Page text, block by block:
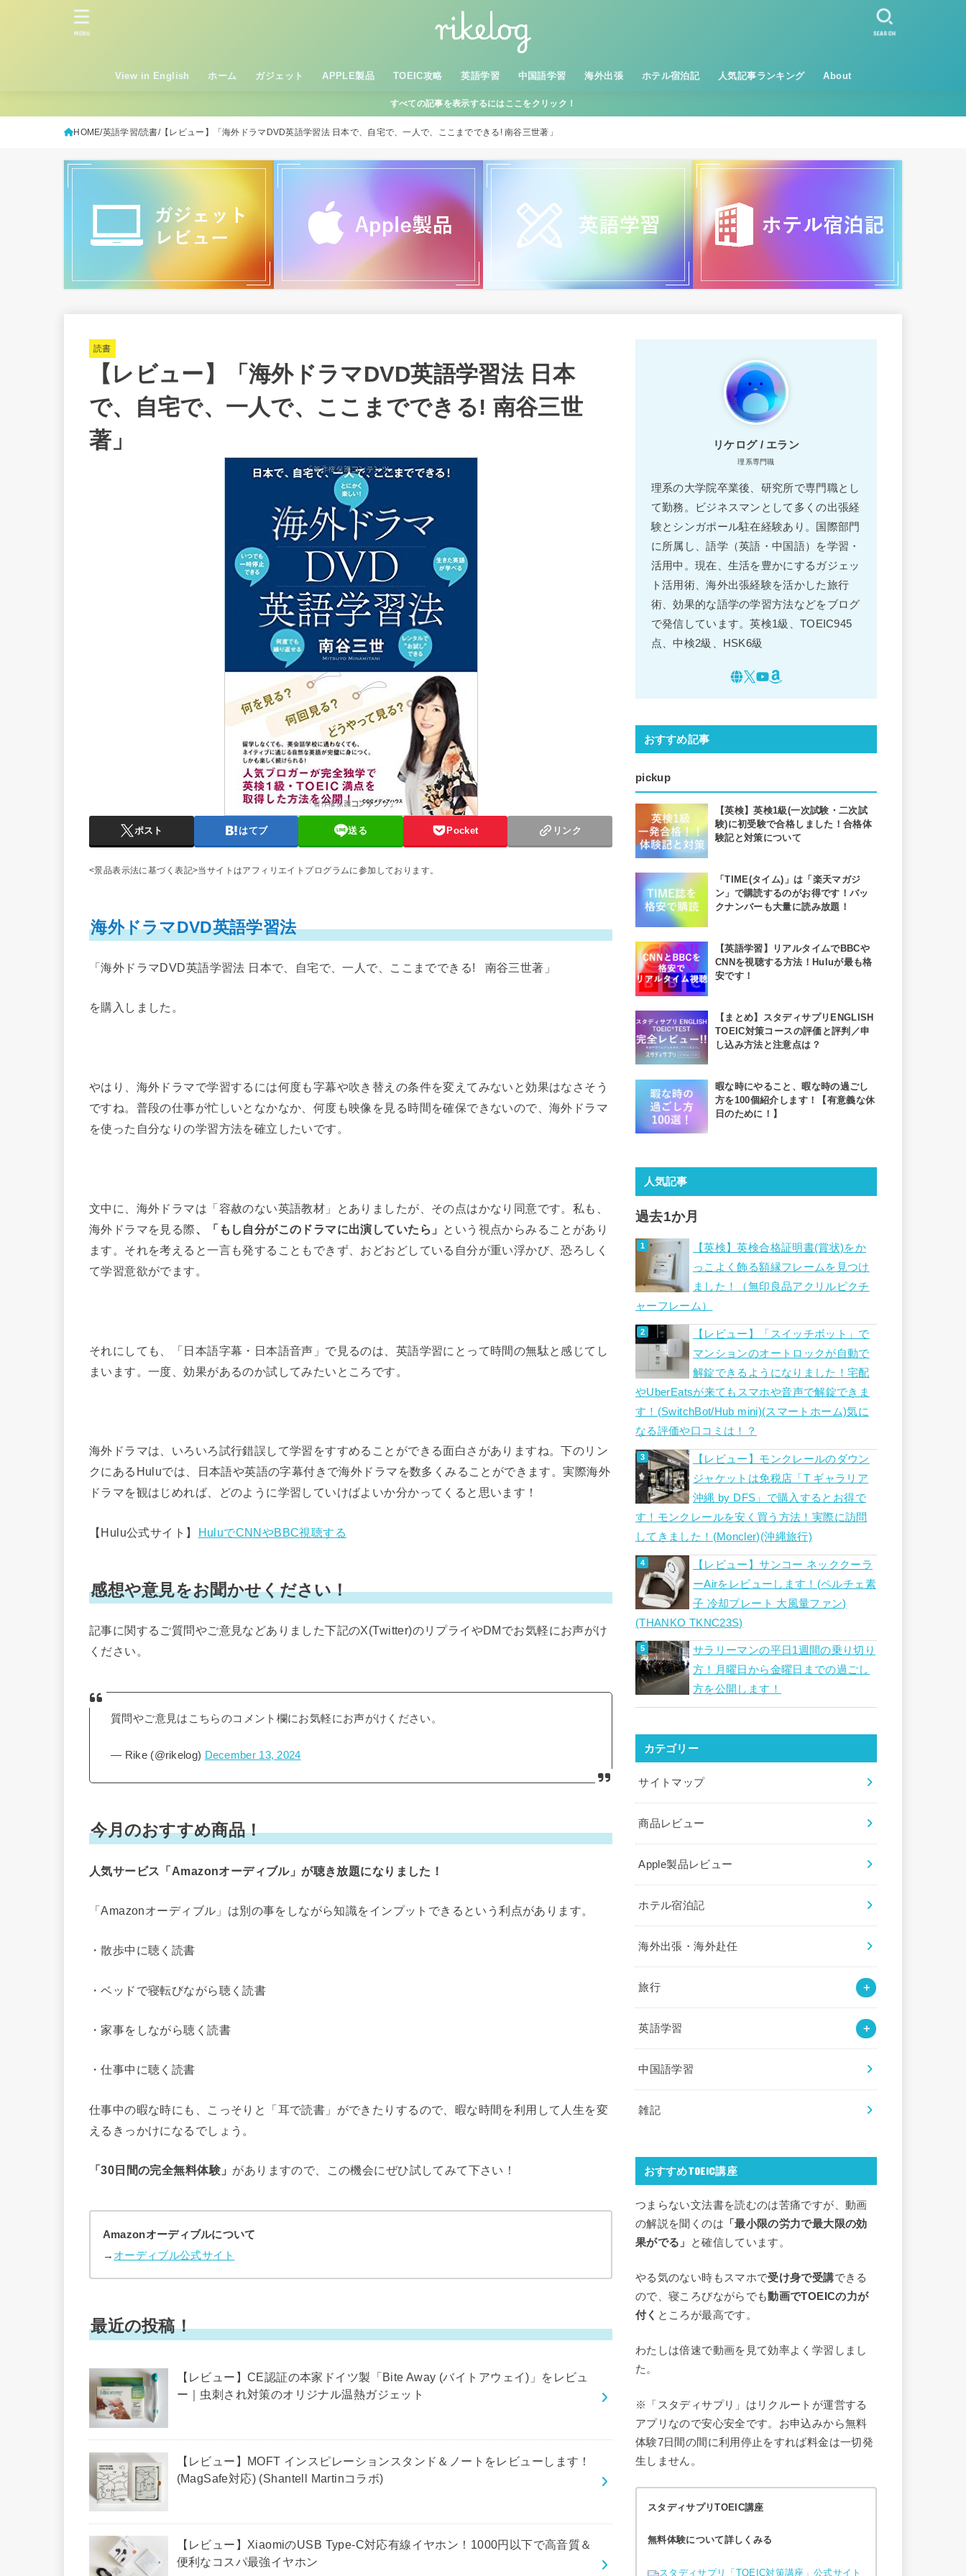
View in English ホーム ガジェット APPLE製品 TOEIC攻略 英語学習 中国語学習 海外出張 ホテル宿泊記 人気記事ランキング About
SEARCH
MENU
すべての記事を表示するにはここをクリック！
HOME 英語学習 読書 【レビュー】「海外ドラマDVD英語学習法 日本で、自宅で、一人で、ここまでできる! 南谷三世著」
読書
【レビュー】「海外ドラマDVD英語学習法 日本
で、自宅で、一人で、ここまでできる! 南谷三世
著」
ポスト はてブ 送る Pocket リンク
<景品表示法に基づく表記>当サイトはアフィリエイトプログラムに参加しております。
海外ドラマDVD英語学習法
「海外ドラマDVD英語学習法 日本で、自宅で、一人で、ここまでできる! 南谷三世著」
を購入しました。
やはり、海外ドラマで学習するには何度も字幕や吹き替えの条件を変えてみないと効果はなさそう
ですね。普段の仕事が忙しいとなかなか、何度も映像を見る時間を確保できないので、海外ドラマ
を使った自分なりの学習方法を確立したいです。
文中に、海外ドラマは「容赦のない英語教材」とありましたが、その点はかなり同意です。私も、
海外ドラマを見る際、「もし自分がこのドラマに出演していたら」 という視点からみることがあり
ます。それを考えると一言も発することもできず、おどおどしている自分が重い浮かび、恐ろしく
て学習意欲がでます。
それにしても、「日本語字幕・日本語音声」で見るのは、英語学習にとって時間の無駄と感じてし
まいます。一度、効果があるのか試してみたいところです。
海外ドラマは、いろいろ試行錯誤して学習をすすめることができる面白さがありますね。下のリン
クにあるHuluでは、日本語や英語の字幕付きで海外ドラマを数多くみることができます。実際海外
ドラマを観はじめれば、どのように学習していけばよいか分かってくると思います！
【Hulu公式サイト】 HuluでCNNやBBC視聴する
感想や意見をお聞かせください！
記事に関するご質問やご意見などありました下記のX(Twitter)のリプライやDMでお気軽にお声がけ
ください。
質問やご意見はこちらのコメント欄にお気軽にお声がけください。
— Rike (@rikelog) December 13, 2024
今月のおすすめ商品！
人気サービス「Amazonオーディブル」が聴き放題になりました！
「Amazonオーディブル」は別の事をしながら知識をインプットできるという利点があります。
・散歩中に聴く読書
・ベッドで寝転びながら聴く読書
・家事をしながら聴く読書
・仕事中に聴く読書
仕事中の暇な時にも、こっそりと「耳で読書」ができたりするので、暇な時間を利用して人生を変
えるきっかけになるでしょう。
「30日間の完全無料体験」 がありますので、この機会にぜひ試してみて下さい！
Amazonオーディブルについて
→ オーディブル公式サイト
最近の投稿！
【レビュー】CE認証の本家ドイツ製「Bite Away (バイトアウェイ)」をレビュ
ー｜虫刺され対策のオリジナル温熱ガジェット
【レビュー】MOFT インスピレーションスタンド＆ノートをレビューします！
(MagSafe対応) (Shantell Martinコラボ)
【レビュー】XiaomiのUSB Type-C対応有線イヤホン！1000円以下で高音質＆
便利なコスパ最強イヤホン
リケログ / エラン
理系専門職
理系の大学院卒業後、研究所で専門職とし
て勤務。ビジネスマンとして多くの出張経
験とシンガポール駐在経験あり。国際部門
に所属し、語学（英語・中国語）を学習・
活用中。現在、生活を豊かにするガジェッ
ト活用術、海外出張経験を活かした旅行
術、効果的な語学の学習方法などをブログ
で発信しています。英検1級、TOEIC945
点、中検2級、HSK6級
おすすめ記事
pickup
【英検】英検1級(一次試験・二次試
験)に初受験で合格しました！合格体
験記と対策について
「TIME(タイム)」は「楽天マガジ
ン」で購読するのがお得です！バッ
クナンバーも大量に読み放題！
【英語学習】リアルタイムでBBCや
CNNを視聴する方法！Huluが最も格
安です！
【まとめ】スタディサプリENGLISH
TOEIC対策コースの評価と評判／申
し込み方法と注意点は？
暇な時にやること、暇な時の過ごし
方を100個紹介します！【有意義な休
日のために！】
人気記事
過去1か月
【英検】英検合格証明書(賞状)をか
っこよく飾る額縁フレームを見つけ
ました！（無印良品アクリルピクチ
ャーフレーム）
【レビュー】「スイッチボット」で
マンションのオートロックが自動で
解錠できるようになりました！宅配
やUberEatsが来てもスマホや音声で解錠できま
す！(SwitchBot/Hub mini)(スマートホーム)気に
なる評価や口コミは！？
【レビュー】モンクレールのダウン
ジャケットは免税店「T ギャラリア
沖縄 by DFS」で購入するとお得で
す！モンクレールを安く買う方法！実際に訪問
してきました！(Moncler)(沖縄旅行)
【レビュー】サンコー ネッククーラ
ーAirをレビューします！(ペルチェ素
子 冷却プレート 大風量ファン)
(THANKO TKNC23S)
サラリーマンの平日1週間の乗り切り
方！月曜日から金曜日までの過ごし
方を公開します！
カテゴリー
サイトマップ
商品レビュー
Apple製品レビュー
ホテル宿泊記
海外出張・海外赴任
旅行
英語学習
中国語学習
雑記
おすすめTOEIC講座
つまらない文法書を読むのは苦痛ですが、動画
の解説を聞くのは 「最小限の労力で最大限の効
果がでる」
と確信しています。
やる気のない時もスマホで受け身で受講できる
ので、寝ころびながらでも動画でTOEICの力が
付く ところが最高です。
わたしは倍速で動画を見て効率よく学習しまし
た。
※「スタディサプリ」はリクルートが運営する
アプリなので安心安全です。お申込みから無料
体験7日間の間に利用停止をすれば料金は一切発
生しません。
スタディサプリTOEIC講座
無料体験について詳しくみる
スタディサプリ「TOEIC対策講座」公式サイト